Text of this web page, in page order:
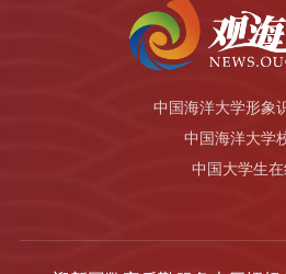
中国海洋大学形象
中国海洋大学
中国大学生